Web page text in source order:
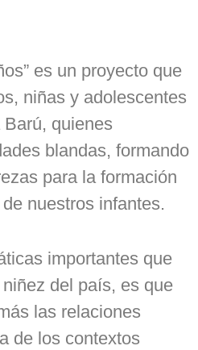
es un proyecto que
niñas y adolescentes
quienes
blandas, formando
para la formación
nuestros infantes.
importantes que
del país, es que
las relaciones
de los contextos